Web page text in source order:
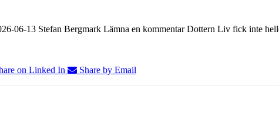
06-13 Stefan Bergmark Lämna en kommentar Dottern Liv fick inte
on Linked In Share by Email